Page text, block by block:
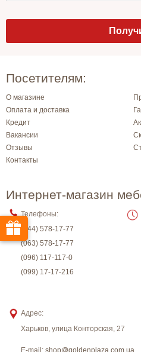
Посетителям:
О магазине
Оплата и доставка
Кредит
Вакансии
Отзывы
Контакты
Интернет-магазин
Телефоны:
(044) 578-17-77
(063) 578-17-77
(096) 117-117-0
(099) 17-17-216
Адрес:
Харьков улица Конторская, 27
E-mail: shop@goldenplaza.com.ua